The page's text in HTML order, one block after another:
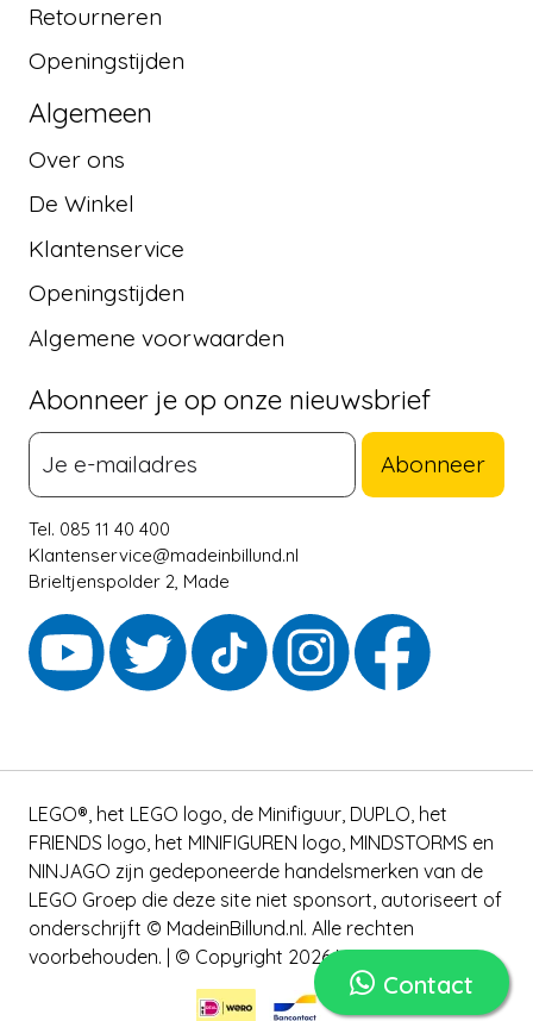
Contact
Retourneren
Openingstijden
Algemeen
Over ons
De Winkel
Klantenservice
Openingstijden
Algemene voorwaarden
Abonneer je op onze nieuwsbrief
Abonneer
Tel. 085 11 40 400
Klantenservice@madeinbillund.nl
Brieltjenspolder 2, Made
LEGO®, het LEGO logo, de Minifiguur, DUPLO, het
FRIENDS logo, het MINIFIGUREN logo, MINDSTORMS en
NINJAGO zijn gedeponeerde handelsmerken van de
LEGO Groep die deze site niet sponsort, autoriseert of
onderschrijft © MadeinBillund.nl. Alle rechten
voorbehouden. | © Copyright 2026 MADEinBILLUND